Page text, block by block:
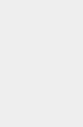
機 | 30萬內